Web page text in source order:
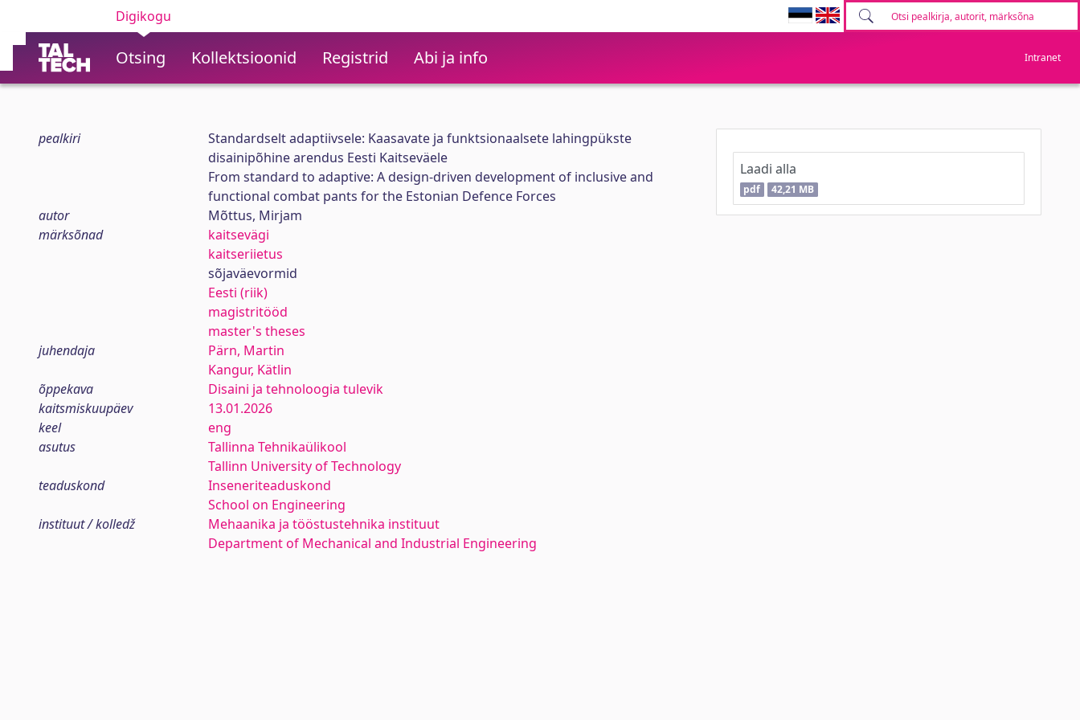
Digikogu
Otsing Kollektsioonid Registrid Abi ja info Intranet
pealkiri
Standardselt adaptiivsele: Kaasavate ja funktsionaalsete lahingpükste
disainipõhine arendus Eesti Kaitseväele
From standard to adaptive: A design-driven development of inclusive and
functional combat pants for the Estonian Defence Forces
autor
Mõttus, Mirjam
märksõnad
kaitsevägi
kaitseriietus
sõjaväevormid
Eesti (riik)
magistritööd
master's theses
juhendaja
Pärn, Martin
Kangur, Kätlin
õppekava
Disaini ja tehnoloogia tulevik
kaitsmiskuupäev
13.01.2026
keel
eng
asutus
Tallinna Tehnikaülikool
Tallinn University of Technology
teaduskond
Inseneriteaduskond
School on Engineering
instituut / kolledž
Mehaanika ja tööstustehnika instituut
Department of Mechanical and Industrial Engineering
Laadi alla
pdf 42,21 MB